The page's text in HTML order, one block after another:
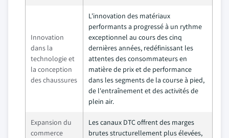
Innovation
dans la
technologie et
la conception
des chaussures
L'innovation des matériaux
performants a progressé à un rythme
exceptionnel au cours des cinq
dernières années, redéfinissant les
attentes des consommateurs en
matière de prix et de performance
dans les segments de la course à pied,
de l'entraînement et des activités de
plein air.
Expansion du
commerce
Les canaux DTC offrent des marges
brutes structurellement plus élevées,